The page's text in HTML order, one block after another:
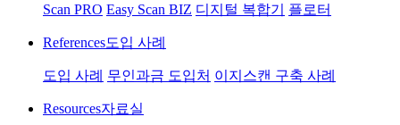
Scan PRO Easy Scan BIZ 디지털 복합기 플로터
References도입 사례
도입 사례 무인과금 도입처 이지스캔 구축 사례
Resources자료실